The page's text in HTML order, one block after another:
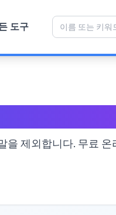
도구
을 제외합니다. 무료 온